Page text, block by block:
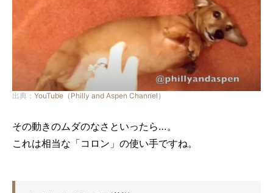
出典： YouTube（Philly and Aspen Channel）
その動きのムダのなさといったら…。
これは相当な「コロン」の使い手ですね。